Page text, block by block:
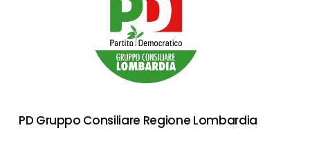
PD Gruppo Consiliare Regione Lombardia